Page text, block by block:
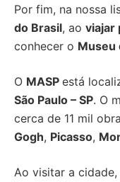
Por fim, na nossa
do Brasil, ao viajar
conhecer o Museu
O MASP está
São Paulo – SP. O
cerca de 11 mil
Gogh, Picasso,
Ao visitar a